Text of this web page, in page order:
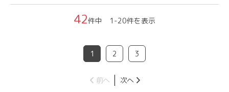
42件中 1-20件を表示
1 2 3
前へ 次へ